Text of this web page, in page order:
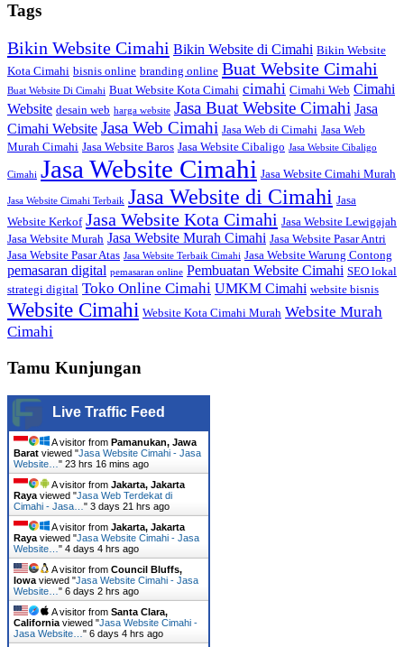
Tags
Bikin Website Cimahi Bikin Website di Cimahi Bikin Website
Kota Cimahi bisnis online branding online Buat Website Cimahi
Buat Website Di Cimahi Buat Website Kota Cimahi cimahi Cimahi Web Cimahi
Website desain web harga website Jasa Buat Website Cimahi Jasa
Cimahi Website Jasa Web Cimahi Jasa Web di Cimahi Jasa Web
Murah Cimahi Jasa Website Baros Jasa Website Cibaligo Jasa Website Cibaligo
Cimahi Jasa Website Cimahi Jasa Website Cimahi Murah
Jasa Website Cimahi Terbaik Jasa Website di Cimahi Jasa
Website Kerkof Jasa Website Kota Cimahi Jasa Website Lewigajah
Jasa Website Murah Jasa Website Murah Cimahi Jasa Website Pasar Antri
Jasa Website Pasar Atas Jasa Website Terbaik Cimahi Jasa Website Warung Contong
pemasaran digital pemasaran online Pembuatan Website Cimahi SEO lokal
strategi digital Toko Online Cimahi UMKM Cimahi website bisnis
Website Cimahi Website Kota Cimahi Murah Website Murah
Cimahi
Tamu Kunjungan
Live Traffic Feed
A visitor from Pamanukan, Jawa
Barat viewed "Jasa Website Cimahi - Jasa
Website… " 23 hrs 16 mins ago
A visitor from Jakarta, Jakarta
Raya viewed "Jasa Web Terdekat di
Cimahi - Jasa… " 3 days 21 hrs ago
A visitor from Jakarta, Jakarta
Raya viewed "Jasa Website Cimahi - Jasa
Website… " 4 days 4 hrs ago
A visitor from Council Bluffs,
Iowa viewed "Jasa Website Cimahi - Jasa
Website… " 6 days 2 hrs ago
A visitor from Santa Clara,
California viewed "Jasa Website Cimahi -
Jasa Website… " 6 days 4 hrs ago